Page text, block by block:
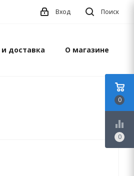
Вход Поиск
доставка О магазине
0
equalizer
0